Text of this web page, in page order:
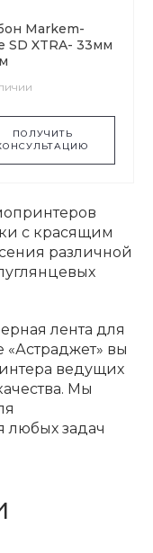
Markem-
SD XTRA- 33мм
ПОЛУЧИТЬ
с красящим
различной
лента для
«Астраджет» вы
ведущих
Мы
любых задач